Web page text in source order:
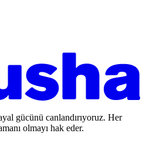
gücünü canlandırıyoruz. Her
olmayı hak eder.